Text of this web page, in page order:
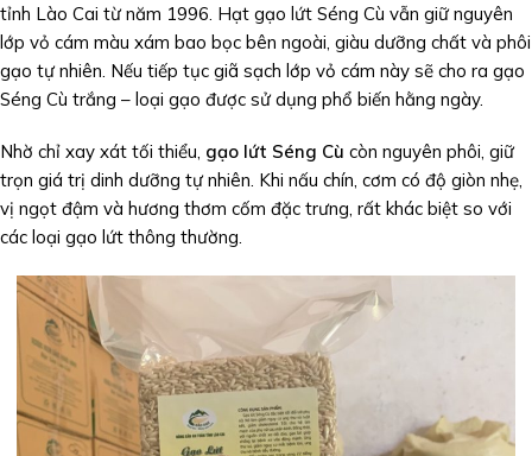
tỉnh Lào Cai từ năm 1996. Hạt gạo lứt Séng Cù vẫn giữ nguyên
lớp vỏ cám màu xám bao bọc bên ngoài, giàu dưỡng chất và phôi
gạo tự nhiên. Nếu tiếp tục giã sạch lớp vỏ cám này sẽ cho ra gạo
Séng Cù trắng – loại gạo được sử dụng phổ biến hằng ngày.
Nhờ chỉ xay xát tối thiểu, gạo lứt Séng Cù còn nguyên phôi, giữ
trọn giá trị dinh dưỡng tự nhiên. Khi nấu chín, cơm có độ giòn nhẹ,
vị ngọt đậm và hương thơm cốm đặc trưng, rất khác biệt so với
các loại gạo lứt thông thường.